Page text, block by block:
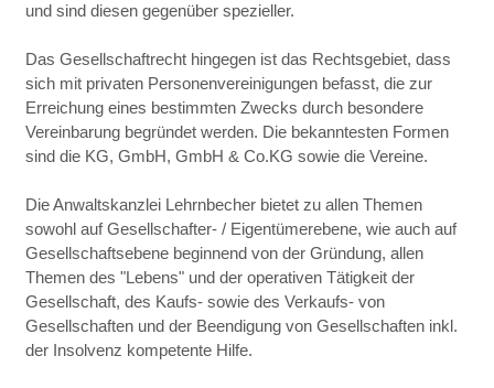
und sind diesen gegenüber spezieller.
Das Gesellschaftrecht hingegen ist das Rechtsgebiet, dass
sich mit privaten Personenvereinigungen befasst, die zur
Erreichung eines bestimmten Zwecks durch besondere
Vereinbarung begründet werden. Die bekanntesten Formen
sind die KG, GmbH, GmbH & Co.KG sowie die Vereine.
Die Anwaltskanzlei Lehrnbecher bietet zu allen Themen
sowohl auf Gesellschafter- / Eigentümerebene, wie auch auf
Gesellschaftsebene beginnend von der Gründung, allen
Themen des "Lebens" und der operativen Tätigkeit der
Gesellschaft, des Kaufs- sowie des Verkaufs- von
Gesellschaften und der Beendigung von Gesellschaften inkl.
der Insolvenz kompetente Hilfe.